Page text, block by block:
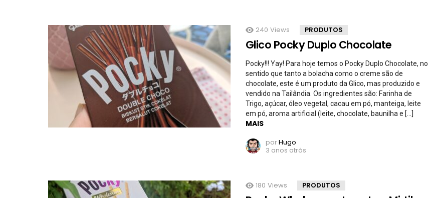
240 Views PRODUTOS
Glico Pocky Duplo Chocolate
Pocky!!! Yay! Para hoje temos o Pocky Duplo Chocolate, no
sentido que tanto a bolacha como o creme são de
chocolate, este é um produto da Glico, mas produzido e
vendido na Tailândia. Os ingredientes são: Farinha de
Trigo, açúcar, óleo vegetal, cacau em pó, manteiga, leite
em pó, aroma artificial (leite, chocolate, baunilha e […]
MAIS
porHugo
3 anos atrás
180 Views PRODUTOS